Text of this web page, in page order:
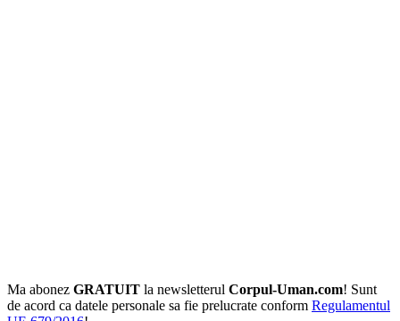
Ma abonez GRATUIT la newsletterul Corpul-Uman.com! Sunt
de acord ca datele personale sa fie prelucrate conform Regulamentul